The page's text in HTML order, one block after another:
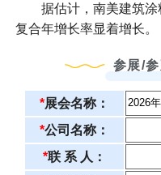
据估计，南美建筑涂
复合年增长率显着增长。
参展/
*展会名称：
*公司名称：
*联 系 人：